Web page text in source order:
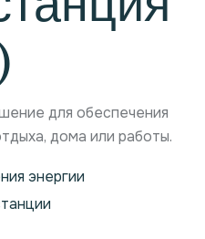
для обеспечения
дома или работы.
энергии